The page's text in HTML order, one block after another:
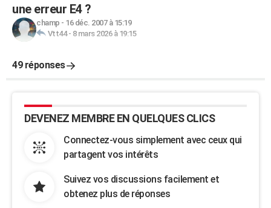
une erreur E4 ?
champ - 16 déc. 2007 à 15:19
Vtt44- 8 mars 2026 à 19:15
49 réponses
DEVENEZ MEMBRE EN QUELQUES CLICS
Connectez-vous simplement avec ceux qui
partagent vos intérêts
Suivez vos discussions facilement et
obtenez plus de réponses